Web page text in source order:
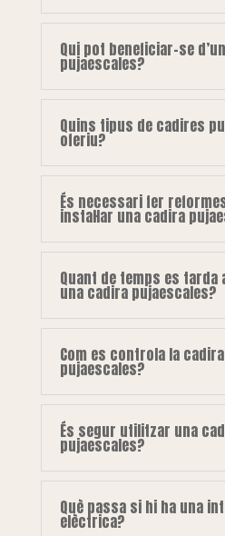
Qui pot beneficiar-se
pujaescales?
Quins tipus de cadires
oferiu?
És necessari fer
instal·lar una cadira
Quant de temps es tarda
una cadira pujaescales?
Com es controla la cadira
pujaescales?
És segur utilitzar una
pujaescales?
Què passa si hi ha una
elèctrica?